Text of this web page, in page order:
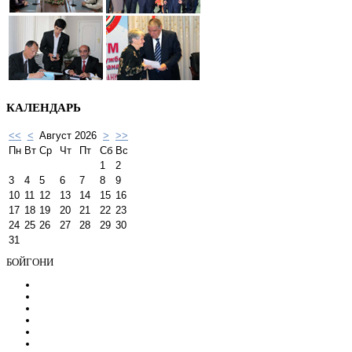
КАЛЕНДАРЬ
<< < Август 2026 > >>
Пн Вт Ср Чт Пт Сб Вс
1
2
3
4 5 6 7 8
9
10 11 12 13 14 15 16
17 18 19 20 21 22 23
24 25 26 27 28 29 30
31
БОЙГОНИ